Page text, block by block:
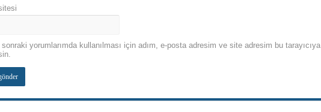
sonraki yorumlarımda kullanılması için adım, e-posta adresim ve site adresim bu tarayıcıya